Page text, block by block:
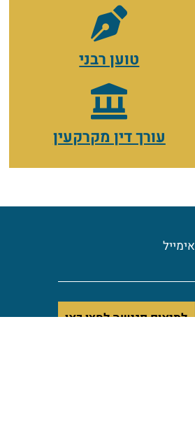
טוען רבני
עורך דין מקרקעין
אימייל
לתיאום פגישה לחצו כאן